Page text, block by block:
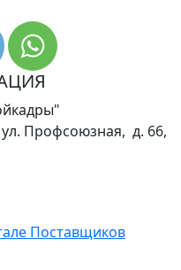
Профсоюзная, д. 66,